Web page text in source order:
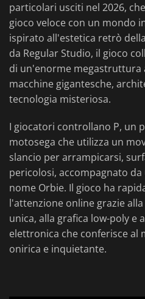
particolari usciti nel 2026,
gioco veloce con un mondo
ispirato all'estetica retrò
da Regular Studio, il gioco
di un'enorme megastruttura
macchine gigantesche,
tecnologia misteriosa.
I giocatori controllano P, un
motosega che utilizza un
slancio per arrampicarsi,
pericolosi, accompagnato
nome Orbie. Il gioco ha
l'attenzione online grazie
unica, alla grafica low-poly e
elettronica che conferisce al
onirica e inquietante.